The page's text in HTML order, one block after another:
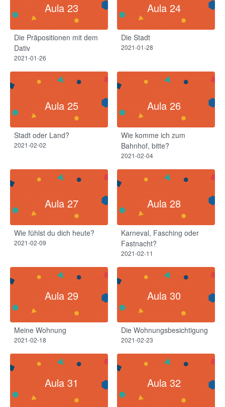
Aula 23
Die Präpositionen mit dem
Dativ​
2021-01-26
Aula 24
Die Stadt
2021-01-28
Aula 25
Stadt oder Land?
2021-02-02
Aula 26
Wie komme ich zum
Bahnhof, bitte?
2021-02-04
Aula 27
Wie fühlst du dich heute?​
2021-02-09
Aula 28
Karneval, Fasching oder
Fastnacht?​
2021-02-11
Aula 29
Meine Wohnung
2021-02-18
Aula 30
Die Wohnungsbesichtigung
2021-02-23
Aula 31 Aula 32